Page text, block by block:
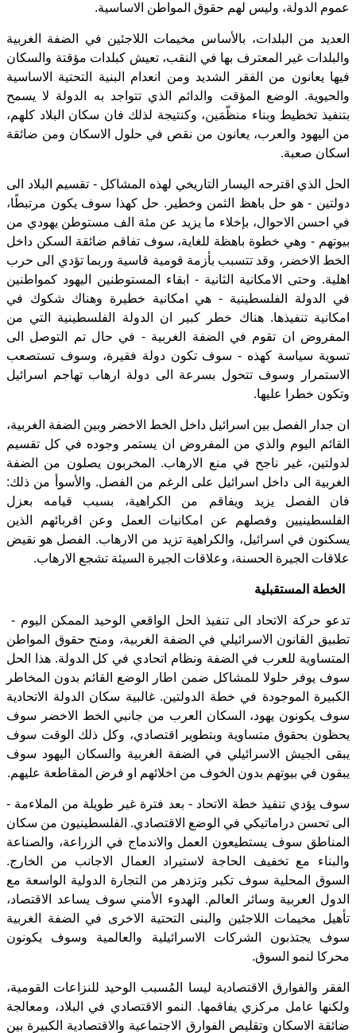
عموم الدولة، وليس لهم حقوق المواطن الاساسية.
العديد من البلدات، بالأساس مخيمات اللاجئين في الضفة الغربية
والبلدات غير المعترف بها في النقب، تعيش كبلدات مؤقتة والسكان
فيها يعانون من الفقر الشديد ومن انعدام البنية التحتية الاساسية
والحيوية. الوضع المؤقت والدائم الذي تتواجد به الدولة لا يسمح
بتنفيذ تخطيط وبناء منظّمَين، وكنتيجة لذلك فان سكان البلاد كلهم،
من اليهود والعرب، يعانون من نقص في حلول الاسكان ومن ضائقة
اسكان صعبة.
الحل الذي اقترحه اليسار التاريخي لهذه المشاكل - تقسيم البلاد الى
دولتين - هو حل باهظ الثمن وخطير. حل كهذا سوف يكون مرتبطًا،
في احسن الاحوال، بإخلاء ما يزيد عن مئة الف مستوطن يهودي من
بيوتهم - وهي خطوة باهظة للغاية، سوف تفاقم ضائقة السكن داخل
الخط الاخضر، وقد تتسبب بأزمة قومية قاسية وربما تؤدي الى حرب
اهلية. وحتى الامكانية الثانية - ابقاء المستوطنين اليهود كمواطنين
في الدولة الفلسطينية - هي امكانية خطيرة وهناك شكوك في
امكانية تنفيذها. هناك خطر كبير ان الدولة الفلسطينية التي من
المفروض ان تقوم في الضفة الغربية - في حال تم التوصل الى
تسوية سياسة كهذه - سوف تكون دولة فقيرة، وسوف تستصعب
الاستمرار وسوف تتحول بسرعة الى دولة ارهاب تهاجم اسرائيل
وتكون خطرا عليها.
ان جدار الفصل بين اسرائيل داخل الخط الاخضر وبين الضفة الغربية،
القائم اليوم والذي من المفروض ان يستمر وجوده في كل تقسيم
لدولتين، غير ناجح في منع الارهاب. المخربون يصلون من الضفة
الغربية الى داخل اسرائيل على الرغم من الفصل. والأسوأ من ذلك:
فان الفصل يزيد ويفاقم من الكراهية، بسبب قيامه بعزل
الفلسطينيين وفصلهم عن امكانيات العمل وعن اقربائهم الذين
يسكنون في اسرائيل، والكراهية تزيد من الارهاب. الفصل هو نقيض
علاقات الجيرة الحسنة، وعلاقات الجيرة السيئة تشجع الارهاب.
الخطة المستقبلية
تدعو حركة الاتحاد الى تنفيذ الحل الواقعي الوحيد الممكن اليوم -
تطبيق القانون الاسرائيلي في الضفة الغربية، ومنح حقوق المواطن
المتساوية للعرب في الضفة ونظام اتحادي في كل الدولة. هذا الحل
سوف يوفر حلولا للمشاكل ضمن اطار الوضع القائم بدون المخاطر
الكبيرة الموجودة في خطة الدولتين. غالبية سكان الدولة الاتحادية
سوف يكونون يهود، السكان العرب من جانبي الخط الاخضر سوف
يحظون بحقوق متساوية وبتطوير اقتصادي، وكل ذلك الوقت سوف
يبقى الجيش الاسرائيلي في الضفة الغربية والسكان اليهود سوف
يبقون في بيوتهم بدون الخوف من اخلائهم او فرض المقاطعة عليهم.
سوف يؤدي تنفيذ خطة الاتحاد - بعد فترة غير طويلة من الملاءمة -
الى تحسن دراماتيكي في الوضع الاقتصادي. الفلسطينيون من سكان
المناطق سوف يستطيعون العمل والاندماج في الزراعة، والصناعة
والبناء مع تخفيف الحاجة لاستيراد العمال الاجانب من الخارج.
السوق المحلية سوف تكبر وتزدهر من التجارة الدولية الواسعة مع
الدول العربية وسائر العالم. الهدوء الأمني سوف يساعد الاقتصاد،
تأهيل مخيمات اللاجئين والبنى التحتية الاخرى في الضفة الغربية
سوف يجتذبون الشركات الاسرائيلية والعالمية وسوف يكونون
محركا لنمو السوق.
الفقر والفوارق الاقتصادية ليسا المُسبب الوحيد للنزاعات القومية،
ولكنها عامل مركزي يفاقمها. النمو الاقتصادي في البلاد، ومعالجة
ضائقة الاسكان وتقليص الفوارق الاجتماعية والاقتصادية الكبيرة بين